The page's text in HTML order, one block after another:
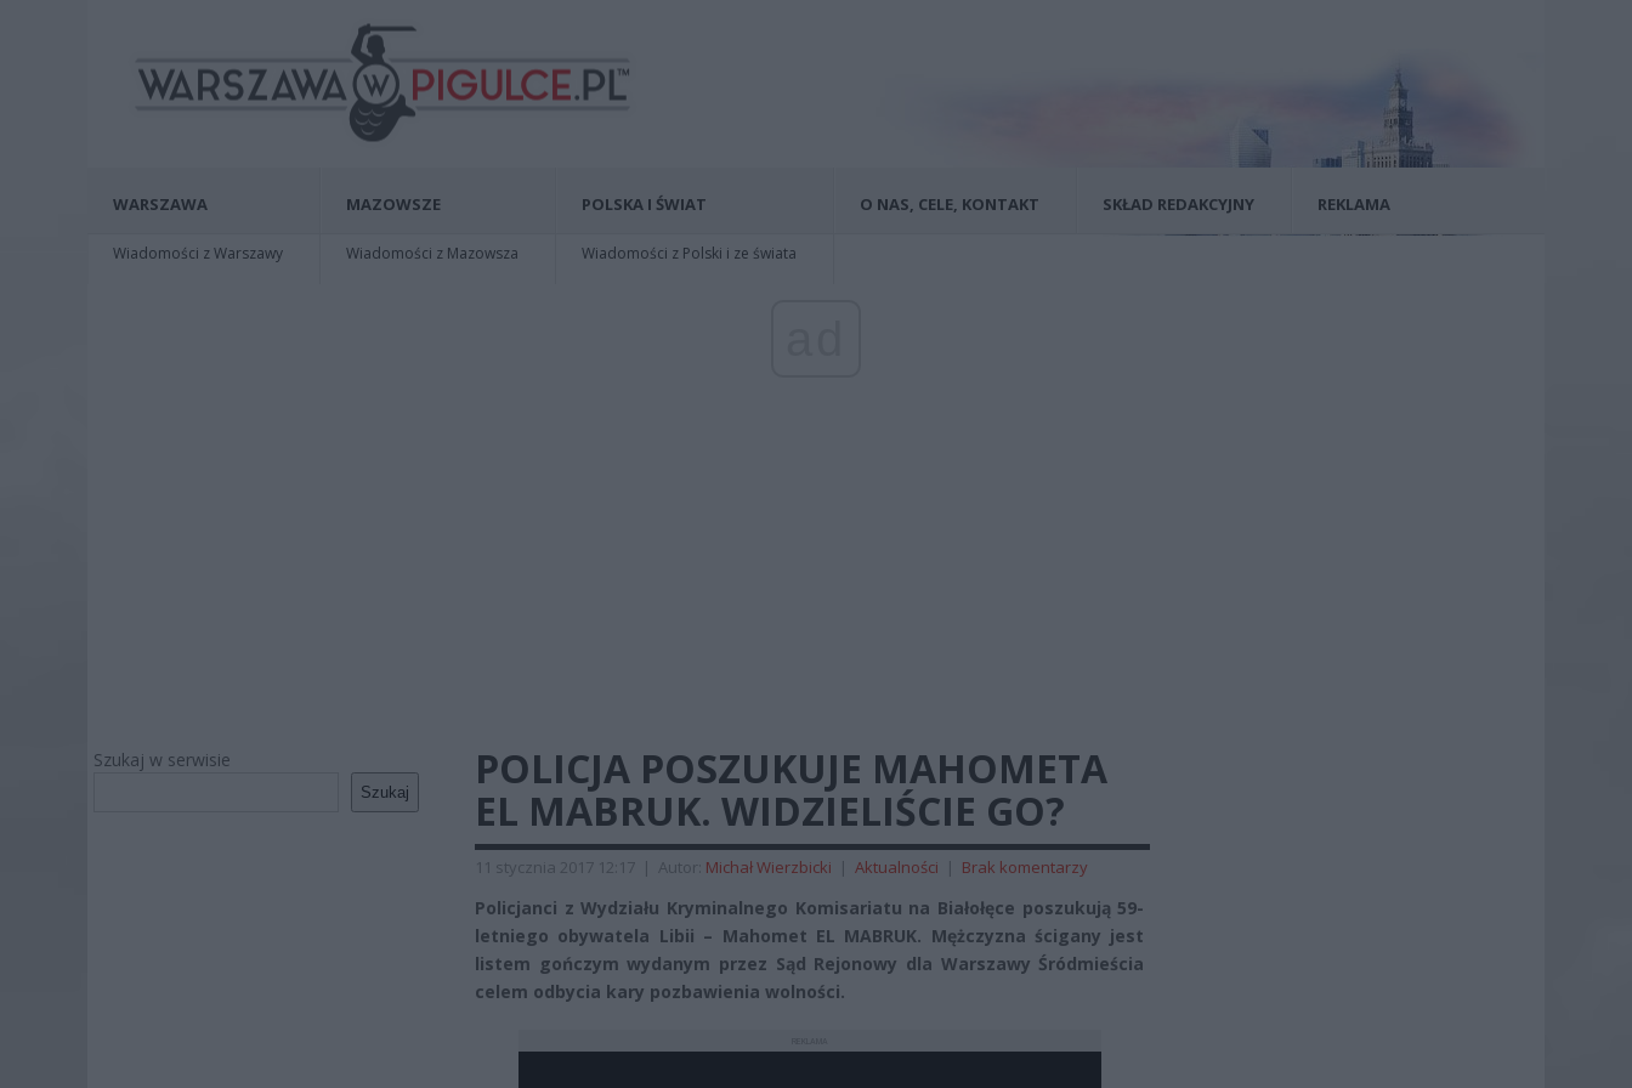
WARSZAWA
Wiadomości z Warszawy
MAZOWSZE
Wiadomości z Mazowsza
POLSKA I ŚWIAT
Wiadomości z Polski i ze świata
O NAS, CELE, KONTAKT SKŁAD REDAKCYJNY REKLAMA
Szukaj w serwisie
Szukaj
POLICJA POSZUKUJE MAHOMETA
EL MABRUK. WIDZIELIŚCIE GO?
11 stycznia 2017 12:17 | Autor: Michał Wierzbicki | Aktualności | Brak komentarzy
Policjanci z Wydziału Kryminalnego Komisariatu na Białołęce poszukują 59-
letniego obywatela Libii – Mahomet EL MABRUK. Mężczyzna ścigany jest
listem gończym wydanym przez Sąd Rejonowy dla Warszawy Śródmieścia
celem odbycia kary pozbawienia wolności.